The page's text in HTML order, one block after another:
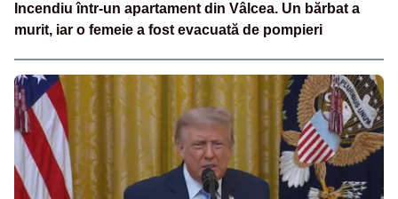
Incendiu într-un apartament din Vâlcea. Un bărbat a
murit, iar o femeie a fost evacuată de pompieri